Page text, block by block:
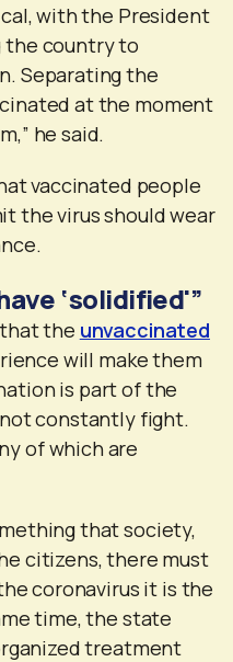
with the President
the country to
Separating the
at the moment
he said.
vaccinated people
the virus should wear
‘solidified'”
the unvaccinated
will make them
is part of the
constantly fight.
of which are
that society,
citizens, there must
coronavirus it is the
time, the state
treatment